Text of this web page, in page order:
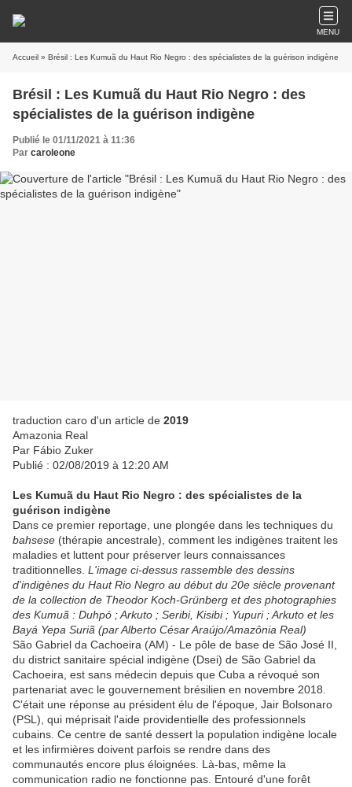
MENU
Accueil » Brésil : Les Kumuã du Haut Rio Negro : des spécialistes de la guérison indigène
Brésil : Les Kumuã du Haut Rio Negro : des
spécialistes de la guérison indigène
Publié le 01/11/2021 à 11:36
Par caroleone
traduction caro d'un article de 2019
Amazonia Real
Par Fábio Zuker
Publié : 02/08/2019 à 12:20 AM
Les Kumuã du Haut Rio Negro : des spécialistes de la
guérison indigène
Dans ce premier reportage, une plongée dans les techniques du
bahsese (thérapie ancestrale), comment les indigènes traitent les
maladies et luttent pour préserver leurs connaissances
traditionnelles. L'image ci-dessus rassemble des dessins
d'indigènes du Haut Rio Negro au début du 20e siècle provenant
de la collection de Theodor Koch-Grünberg et des photographies
des Kumuã : Duhpó ; Arkuto ; Seribi, Kisibi ; Yupuri ; Arkuto et les
Bayá Yepa Suriã (par Alberto César Araújo/Amazônia Real)
São Gabriel da Cachoeira (AM) - Le pôle de base de São José II,
du district sanitaire spécial indigène (Dsei) de São Gabriel da
Cachoeira, est sans médecin depuis que Cuba a révoqué son
partenariat avec le gouvernement brésilien en novembre 2018.
C'était une réponse au président élu de l'époque, Jair Bolsonaro
(PSL), qui méprisait l'aide providentielle des professionnels
cubains. Ce centre de santé dessert la population indigène locale
et les infirmières doivent parfois se rendre dans des
communautés encore plus éloignées. Là-bas, même la
communication radio ne fonctionne pas. Entouré d'une forêt